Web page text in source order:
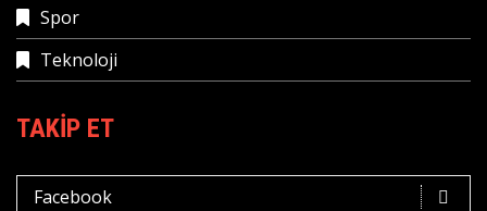
Spor
Teknoloji
TAKIP ET
Facebook